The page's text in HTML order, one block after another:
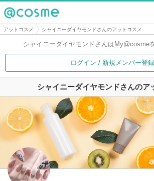
@cosme
アットコスメ シャイニーダイヤモンドさんのアットコスメ
シャイニーダイヤモンドさんは My@cosme
ログイン / 新規メンバー登録
シャイニーダイヤモンドさんのア